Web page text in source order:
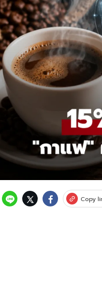
หลดสนุกแอปฟรี ติดต
2569บริษัท อิมเมจ ฟิวเจอร์ (ประเทศไทย) จ
Copy